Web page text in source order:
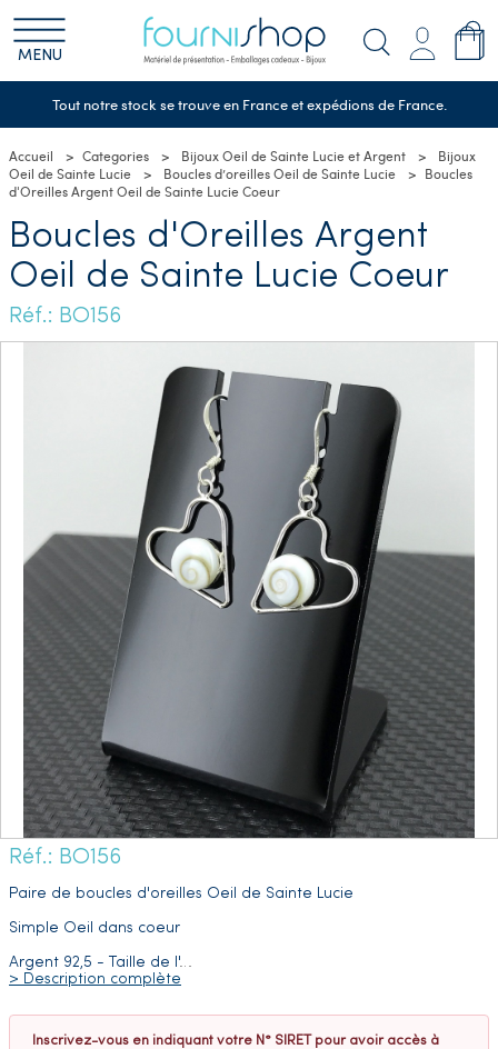
MENU
Tout notre stock se trouve en France et expédions de France.
Accueil Categories Bijoux Oeil de Sainte Lucie et Argent
Bijoux
Oeil de Sainte Lucie
Boucles d’oreilles Oeil de Sainte Lucie
Boucles
d'Oreilles Argent Oeil de Sainte Lucie Coeur
Boucles d'Oreilles Argent
Oeil de Sainte Lucie Coeur
Réf.: BO156
Réf.: BO156
Paire de boucles d'oreilles Oeil de Sainte Lucie
Simple Oeil dans coeur
Argent 92,5 - Taille de l' …
> Description complète
Inscrivez-vous en indiquant votre N° SIRET pour avoir accès à